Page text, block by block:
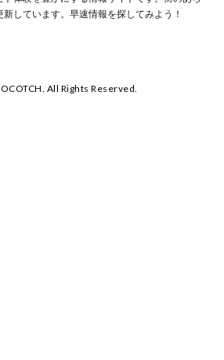
しています。早速情報を探してみよう！
All Rights Reserved.